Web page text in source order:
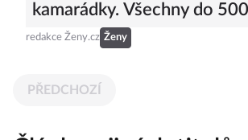
kamarádky. Všechny do
redakce Ženy.cz Ženy
PŘEDCHOZÍ